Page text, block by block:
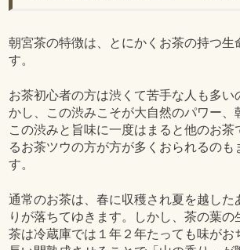
朝宮茶の特徴は、とにかくお茶の持つ生
す。
お茶初心者の方は渋くて苦手な人も多い
かし、この渋みこそが大自然のパワー、
この渋みと旨味に一度はまると他のお茶
るお茶ツウの方が方が多くおられるのも
す。
通常のお茶は、春に収穫され夏を越した
りが落ちてゆきます。しかし、茶の葉の
茶は冷蔵庫では１年２年たっても味がお